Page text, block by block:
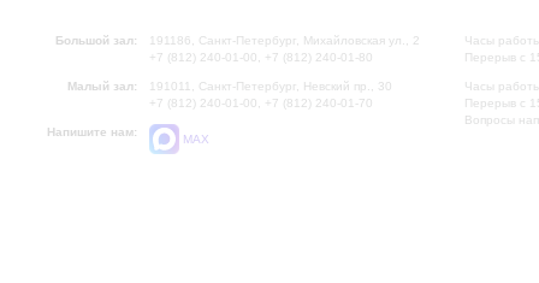
Большой зал:
191186, Санкт-Петербург, Михайловская ул., 2
+7 (812) 240-01-00, +7 (812) 240-01-80
Малый зал:
191011, Санкт-Петербург, Невский пр., 30
+7 (812) 240-01-00, +7 (812) 240-01-70
Напишите нам:
MAX
Часы
Перерыв с
Часы
Перерыв с
Вопросы